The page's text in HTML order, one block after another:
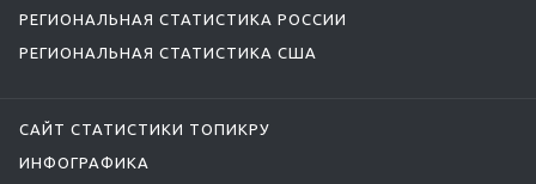
РЕГИОНАЛЬНАЯ СТАТИСТИКА РОССИИ
РЕГИОНАЛЬНАЯ СТАТИСТИКА США
САЙТ СТАТИСТИКИ ТОПИКРУ
ИНФОГРАФИКА